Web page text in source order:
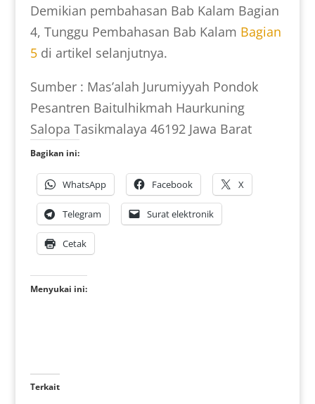
Demikian pembahasan Bab Kalam Bagian
4, Tunggu Pembahasan Bab Kalam Bagian
5di artikel selanjutnya.
Sumber : Mas’alah Jurumiyyah Pondok
Pesantren Baitulhikmah Haurkuning
Salopa Tasikmalaya 46192 Jawa Barat
Bagikan ini:
WhatsApp Facebook X
Telegram Surat elektronik
Cetak
Menyukai ini:
Terkait